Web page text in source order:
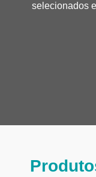
selecionados